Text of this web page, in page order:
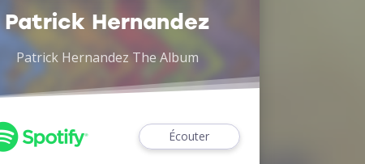
Patrick Hernandez
Patrick Hernandez The Album
Écouter